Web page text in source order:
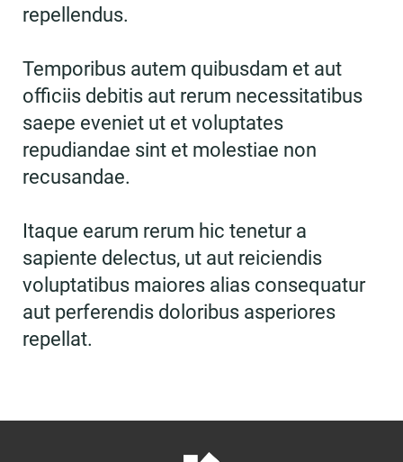
repellendus.
Temporibus autem quibusdam et aut
officiis debitis aut rerum necessitatibus
saepe eveniet ut et voluptates
repudiandae sint et molestiae non
recusandae.
Itaque earum rerum hic tenetur a
sapiente delectus, ut aut reiciendis
voluptatibus maiores alias consequatur
aut perferendis doloribus asperiores
repellat.